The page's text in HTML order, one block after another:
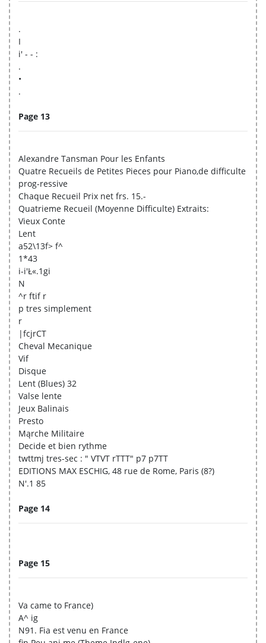
.
I
i' - - :
.
•
.
Page 13
Alexandre Tansman Pour les Enfants
Quatre Recueils de Petites Pieces pour Piano,de difficulte
prog-ressive
Chaque Recueil Prix net frs. 15.-
Quatrieme Recueil (Moyenne Difficulte) Extraits:
Vieux Conte
Lent
a52\13f> f^
1*43
i-i'Ł«.1gi
N
^r ftif r
p tres simplement
r
|fcjrCT
Cheval Mecanique
Vif
Disque
Lent (Blues) 32
Valse lente
Jeux Balinais
Presto
Mąrche Militaire
Decide et bien rythme
twttmj tres-sec : " VTVT rTTT" p7 p7TT
EDITIONS MAX ESCHIG, 48 rue de Rome, Paris (8?)
N'.1 85
Page 14
Page 15
Va came to France)
A^ ig
N91. Fia est venu en France